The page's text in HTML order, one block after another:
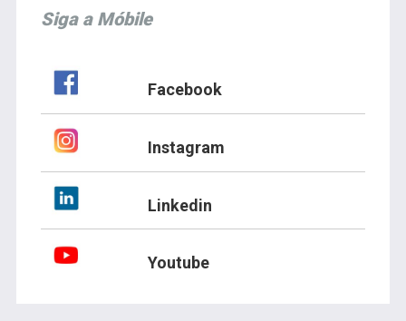
Siga a Móbile
Facebook
Instagram
Linkedin
Youtube